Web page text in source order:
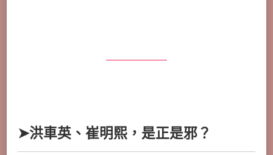
➤洪車英、崔明熙，是正是邪？